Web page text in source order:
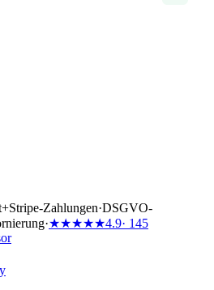
+Stripe-Zahlungen·DSGVO-
·★★★★★4.9· 145